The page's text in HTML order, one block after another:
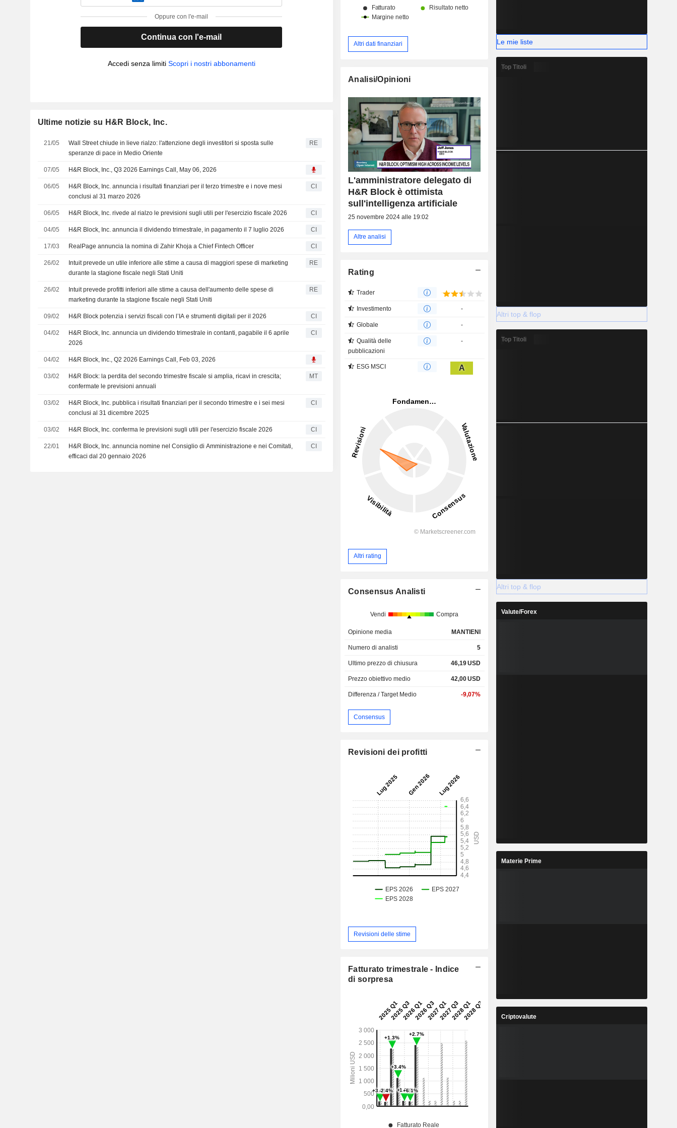
Oppure con l'e-mail
Continua con l'e-mail
Accedi senza limiti Scopri i nostri abbonamenti
Ultime notizie su H&R Block, Inc.
21/05
Wall Street chiude in lieve rialzo: l'attenzione degli investitori si sposta sulle
speranze di pace in Medio Oriente
RE
07/05 H&R Block, Inc., Q3 2026 Earnings Call, May 06, 2026
06/05
H&R Block, Inc. annuncia i risultati finanziari per il terzo trimestre e i nove mesi
conclusi al 31 marzo 2026
CI
06/05 H&R Block, Inc. rivede al rialzo le previsioni sugli utili per l'esercizio fiscale 2026 CI
04/05 H&R Block, Inc. annuncia il dividendo trimestrale, in pagamento il 7 luglio 2026 CI
17/03 RealPage annuncia la nomina di Zahir Khoja a Chief Fintech Officer CI
26/02
Intuit prevede un utile inferiore alle stime a causa di maggiori spese di marketing
durante la stagione fiscale negli Stati Uniti
RE
26/02
Intuit prevede profitti inferiori alle stime a causa dell'aumento delle spese di
marketing durante la stagione fiscale negli Stati Uniti
RE
09/02 H&R Block potenzia i servizi fiscali con l’IA e strumenti digitali per il 2026 CI
04/02
H&R Block, Inc. annuncia un dividendo trimestrale in contanti, pagabile il 6 aprile
2026
CI
04/02 H&R Block, Inc., Q2 2026 Earnings Call, Feb 03, 2026
03/02
H&R Block: la perdita del secondo trimestre fiscale si amplia, ricavi in crescita;
confermate le previsioni annuali
MT
03/02
H&R Block, Inc. pubblica i risultati finanziari per il secondo trimestre e i sei mesi
conclusi al 31 dicembre 2025
CI
03/02 H&R Block, Inc. conferma le previsioni sugli utili per l'esercizio fiscale 2026 CI
22/01
H&R Block, Inc. annuncia nomine nel Consiglio di Amministrazione e nei Comitati,
efficaci dal 20 gennaio 2026
CI
Altri dati finanziari
Analisi/Opinioni
L'amministratore delegato di
H&R Block è ottimista
sull'intelligenza artificiale
25 novembre 2024 alle 19:02
Altre analisi
Rating
Trader
Investimento -
Globale -
Qualità delle
pubblicazioni
-
ESG MSCI A
Altri rating
Consensus Analisti
Vendi Compra
Opinione media MANTIENI
Numero di analisti 5
Ultimo prezzo di chiusura 46,19USD
Prezzo obiettivo medio 42,00USD
Differenza / Target Medio -9,07%
Consensus
Revisioni dei profitti
Revisioni delle stime
Fatturato trimestrale - Indice
di sorpresa
Le mie liste
Top Titoli
Altri top & flop
Top Titoli
Altri top & flop
Valute/Forex
Materie Prime
Criptovalute